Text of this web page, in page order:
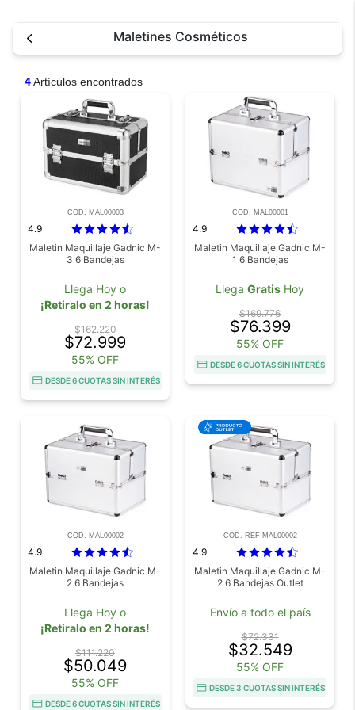
Maletines Cosméticos
4Artículos encontrados
COD. MAL00003
4.9
Maletin Maquillaje Gadnic M-
3 6 Bandejas
Llega Hoy o
¡Retiralo en 2 horas!
$162.220
$72.999
55% OFF
DESDE 6 CUOTAS SIN INTERÉS
COD. MAL00001
4.9
Maletin Maquillaje Gadnic M-
1 6 Bandejas
Llega Gratis Hoy
$169.776
$76.399
55% OFF
DESDE 6 CUOTAS SIN INTERÉS
COD. MAL00002
4.9
Maletin Maquillaje Gadnic M-
2 6 Bandejas
Llega Hoy o
¡Retiralo en 2 horas!
$111.220
$50.049
55% OFF
DESDE 6 CUOTAS SIN INTERÉS
COD. REF-MAL00002
4.9
Maletin Maquillaje Gadnic M-
2 6 Bandejas Outlet
Envío a todo el país
$72.331
$32.549
55% OFF
DESDE 3 CUOTAS SIN INTERÉS